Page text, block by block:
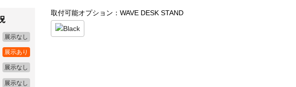
展示なし
展示あり
展示なし
展示なし
取付可能オプション：WAVE DESK STAND